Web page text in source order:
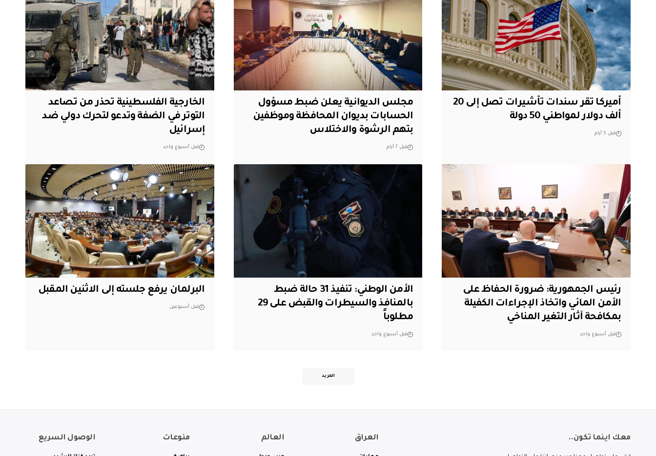
أميركا تقر سندات تأشيرات تصل إلى 20
ألف دولار لمواطني 50 دولة
قبل 5 أيام
مجلس الديوانية يعلن ضبط مسؤول
الحسابات بديوان المحافظة وموظفين
بتهم الرشوة والاختلاس
قبل 7 أيام
الخارجية الفلسطينية تحذر من تصاعد
التوتر في الضفة وتدعو لتحرك دولي ضد
إسرائيل
قبل أسبوع واحد
رئيس الجمهورية: ضرورة الحفاظ على
الأمن المائي واتخاذ الإجراءات الكفيلة
بمكافحة آثار التغير المناخي
قبل أسبوع واحد
الأمن الوطني: تنفيذ 31 حالة ضبط
بالمنافذ والسيطرات والقبض على 29
مطلوباً
قبل أسبوع واحد
البرلمان يرفع جلسته إلى الاثنين المقبل
قبل أسبوعين
المزيد
معك اينما تكون.. العراق العالم منوعات الوصول السريع